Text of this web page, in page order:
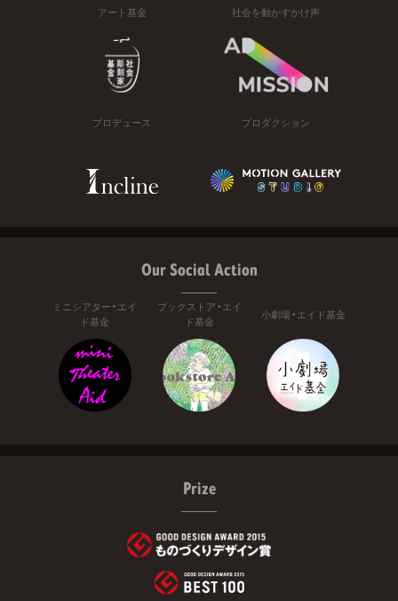
アート基金 社会を動かすかけ声
プロデュース プロダクション
Our Social Action
ミニシアター・エイ
ド基金
ブックストア・エイ
ド基金
小劇場・エイド基金
Prize